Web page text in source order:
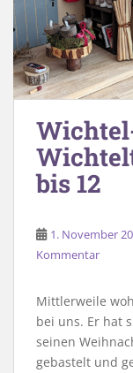
bis 12
1. November
Kommentar
Mittlerweile
bei uns. Er hat
seinen
gebastelt und